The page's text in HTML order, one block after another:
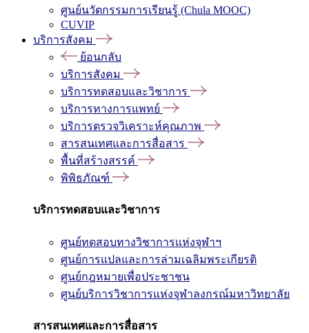
ศูนย์นวัตกรรมการเรียนรู้ (Chula MOOC)
CUVIP
บริการสังคม
ย้อนกลับ
บริการสังคม
บริการทดสอบและวิชาการ
บริการทางการแพทย์
บริการตรวจวิเคราะห์คุณภาพ
สารสนเทศและการสื่อสาร
พื้นที่สร้างสรรค์
พิพิธภัณฑ์
บริการทดสอบและวิชาการ
ศูนย์ทดสอบทางวิชาการแห่งจุฬาฯ
ศูนย์การแปลและการล่ามเฉลิมพระเกียรติ
ศูนย์กฎหมายเพื่อประชาชน
ศูนย์บริการวิชาการแห่งจุฬาลงกรณ์มหาวิทยาลัย
สารสนเทศและการสื่อสาร